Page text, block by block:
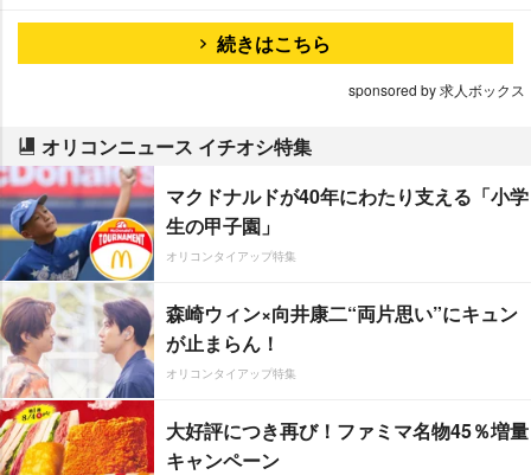
続きはこちら
sponsored by 求人ボックス
オリコンニュース イチオシ特集
マクドナルドが40年にわたり支える「小学
生の甲子園」
オリコンタイアップ特集
森崎ウィン×向井康二“両片思い”にキュン
が止まらん！
オリコンタイアップ特集
大好評につき再び！ファミマ名物45％増量
キャンペーン